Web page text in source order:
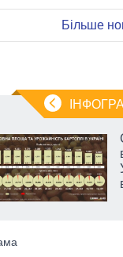
Більше